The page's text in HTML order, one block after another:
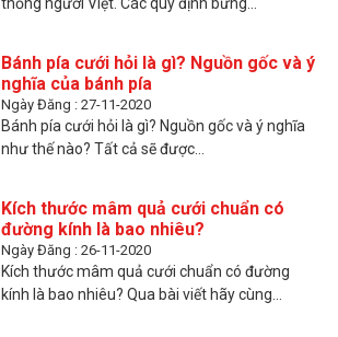
thống người Việt. Các quy định bưng...
Bánh pía cưới hỏi là gì? Nguồn gốc và ý
nghĩa của bánh pía
Ngày Đăng : 27-11-2020
Bánh pía cưới hỏi là gì? Nguồn gốc và ý nghĩa
như thế nào? Tất cả sẽ được...
Kích thước mâm quả cưới chuẩn có
đường kính là bao nhiêu?
Ngày Đăng : 26-11-2020
Kích thước mâm quả cưới chuẩn có đường
kính là bao nhiêu? Qua bài viết hãy cùng...